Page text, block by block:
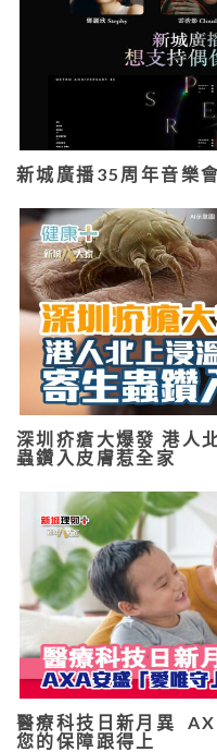
新城廣播35周年音樂
深圳疥瘡大爆發 港人
蟲鑽入皮膚惹全家
醫療科技日新月異
您的保障跟得上